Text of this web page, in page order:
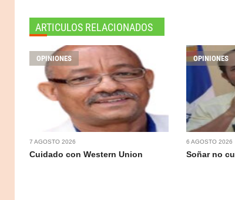
ARTICULOS RELACIONADOS
OPINIONES
7 AGOSTO 2026
Cuidado con Western Union
OPINIONES
6 AGOSTO 2026
Soñar no